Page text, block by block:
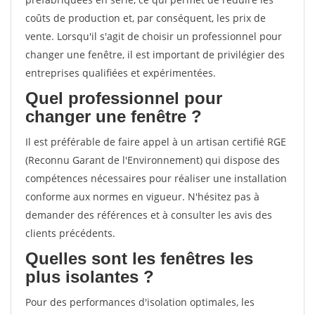
coûts de production et, par conséquent, les prix de
vente. Lorsqu'il s'agit de choisir un professionnel pour
changer une fenêtre, il est important de privilégier des
entreprises qualifiées et expérimentées.
Quel professionnel pour
changer une fenêtre ?
Il est préférable de faire appel à un artisan certifié RGE
(Reconnu Garant de l'Environnement) qui dispose des
compétences nécessaires pour réaliser une installation
conforme aux normes en vigueur. N'hésitez pas à
demander des références et à consulter les avis des
clients précédents.
Quelles sont les fenêtres les
plus isolantes ?
Pour des performances d'isolation optimales, les